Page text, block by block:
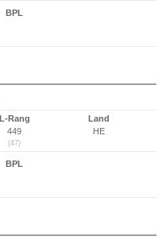
BPL
L-Rang
449
(47)
Land
HE
BPL